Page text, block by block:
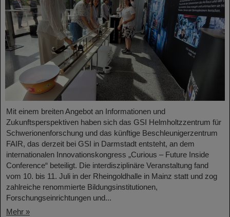
Mit einem breiten Angebot an Informationen und
Zukunftsperspektiven haben sich das GSI Helmholtzzentrum für
Schwerionenforschung und das künftige Beschleunigerzentrum
FAIR, das derzeit bei GSI in Darmstadt entsteht, an dem
internationalen Innovationskongress „Curious – Future Inside
Conference“ beteiligt. Die interdisziplinäre Veranstaltung fand
vom 10. bis 11. Juli in der Rheingoldhalle in Mainz statt und zog
zahlreiche renommierte Bildungsinstitutionen,
Forschungseinrichtungen und...
Mehr »